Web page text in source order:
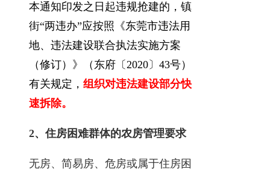
本通知印发之日起违规抢建的，镇
街“两违办”应按照《东莞市违法用
地、违法建设联合执法实施方案
（修订）》（东府〔2020〕43号）
有关规定， 组织对违法建设部分快
速拆除。
2、住房困难群体的农房管理要求
无房、简易房、危房或属于住房困